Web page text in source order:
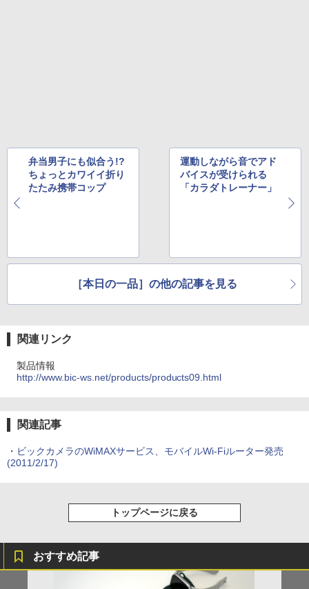
弁当男子にも似合う!?
ちょっとカワイイ折り
たたみ携帯コップ
運動しながら音でアド
バイスが受けられる
「カラダトレーナー」
［本日の一品］の他の記事を見る
関連リンク
製品情報
http://www.bic-ws.net/products/products09.html
関連記事
・ ビックカメラのWiMAXサービス、モバイルWi-Fiルーター発売
(2011/2/17)
トップページに戻る
おすすめ記事